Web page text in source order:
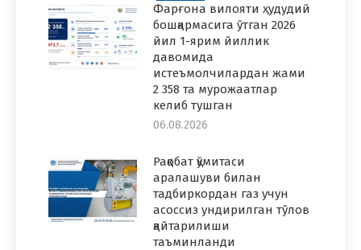
Фарғона вилояти ҳудудий
бошқармасига ўтган 2026
йил 1-ярим йиллик
давомида
истеъмолчилардан жами
2 358 та мурожаатлар
келиб тушган
06.08.2026
Рақобат қўмитаси
аралашуви билан
тадбиркордан газ учун
асоссиз ундирилган тўлов
қайтарилиши
таъминланди